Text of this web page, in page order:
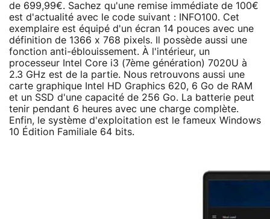
de 699,99€. Sachez qu'une remise immédiate de 100€
est d'actualité avec le code suivant : INFO100. Cet
exemplaire est équipé d'un écran 14 pouces avec une
définition de 1366 x 768 pixels. Il possède aussi une
fonction anti-éblouissement. À l'intérieur, un
processeur Intel Core i3 (7ème génération) 7020U à
2.3 GHz est de la partie. Nous retrouvons aussi une
carte graphique Intel HD Graphics 620, 6 Go de RAM
et un SSD d'une capacité de 256 Go. La batterie peut
tenir pendant 6 heures avec une charge complète.
Enfin, le système d'exploitation est le fameux Windows
10 Édition Familiale 64 bits.